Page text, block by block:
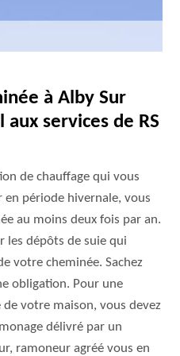
à Alby Sur
services de RS
de chauffage qui vous
en période hivernale, vous
au moins deux fois par an.
les dépôts de suie qui
votre cheminée. Sachez
obligation. Pour une
votre maison, vous devez
délivré par un
ramoneur agréé vous en